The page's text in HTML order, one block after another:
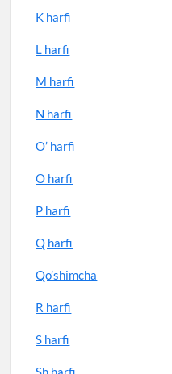
K harfi
L harfi
M harfi
N harfi
O’ harfi
O harfi
P harfi
Q harfi
Qo’shimcha
R harfi
S harfi